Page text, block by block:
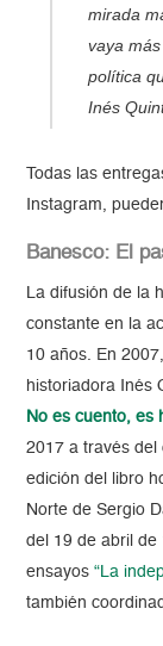
mirada
vaya
política
Inés
Todas las
Instagram,
Banesco: El
La difusión de la
constante en la
10 años. En
historiadora Inés
No es cuento, es
2017 a través del
edición del libro
Norte de Sergio
del 19 de abril de
ensayos“La
también